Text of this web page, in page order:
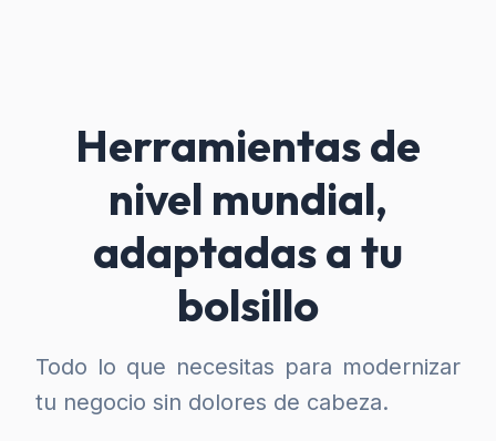
Herramientas de
nivel mundial,
adaptadas a tu
bolsillo
Todo lo que necesitas para modernizar
tu negocio sin dolores de cabeza.